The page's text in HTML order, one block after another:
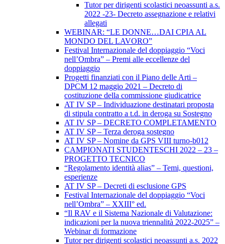
Tutor per dirigenti scolastici neoassunti a.s.
2022 -23- Decreto assegnazione e relativi
allegati
WEBINAR: “LE DONNE…DAI CPIA AL
MONDO DEL LAVORO”
Festival Internazionale del doppiaggio “Voci
nell’Ombra” – Premi alle eccellenze del
doppiaggio
Progetti finanziati con il Piano delle Arti –
DPCM 12 maggio 2021 – Decreto di
costituzione della commissione giudicatrice
AT IV SP – Individuazione destinatari proposta
di stipula contratto a t.d. in deroga su Sostegno
AT IV SP – DECRETO COMPLETAMENTO
AT IV SP – Terza deroga sostegno
AT IV SP – Nomine da GPS VIII turno-b012
CAMPIONATI STUDENTESCHI 2022 – 23 –
PROGETTO TECNICO
“Regolamento identità alias” – Temi, questioni,
esperienze
AT IV SP – Decreti di esclusione GPS
Festival Internazionale del doppiaggio “Voci
nell’Ombra” – XXIII° ed.
“Il RAV e il Sistema Nazionale di Valutazione:
indicazioni per la nuova triennalità 2022-2025” –
Webinar di formazione
Tutor per dirigenti scolastici neoassunti a.s. 2022